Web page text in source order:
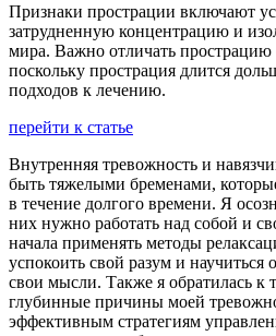
Признаки прострации включают
затрудненную концентрацию и
мира. Важно отличать прострацию
поскольку прострация длится
подходов к лечению.
перейти к статье
Внутренняя тревожность и
быть тяжелыми бременами,
в течение долгого времени. Я
них нужно работать над собой и
начала применять методы
успокоить свой разум и научиться
свои мысли. Также я обратилась к
глубинные причины моей
эффективным стратегиям